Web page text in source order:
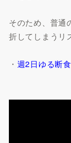
そのため、普通
折してしまうリ
・ 週2日ゆる断